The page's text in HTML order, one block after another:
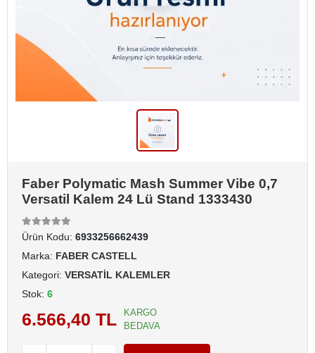
Faber Polymatic Mash Summer Vibe 0,7
Versatil Kalem 24 Lü Stand 1333430
Ürün Kodu: 6933256662439
Marka: FABER CASTELL
Kategori: VERSATİL KALEMLER
Stok: 6
6.566,40 TL
KARGO
BEDAVA